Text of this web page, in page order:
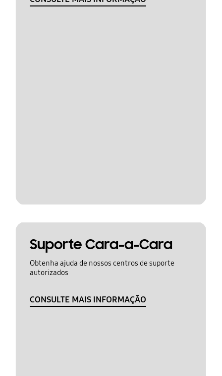
Suporte Cara-a-Cara
Obtenha ajuda de nossos centros de suporte
autorizados
CONSULTE MAIS INFORMAÇÃO